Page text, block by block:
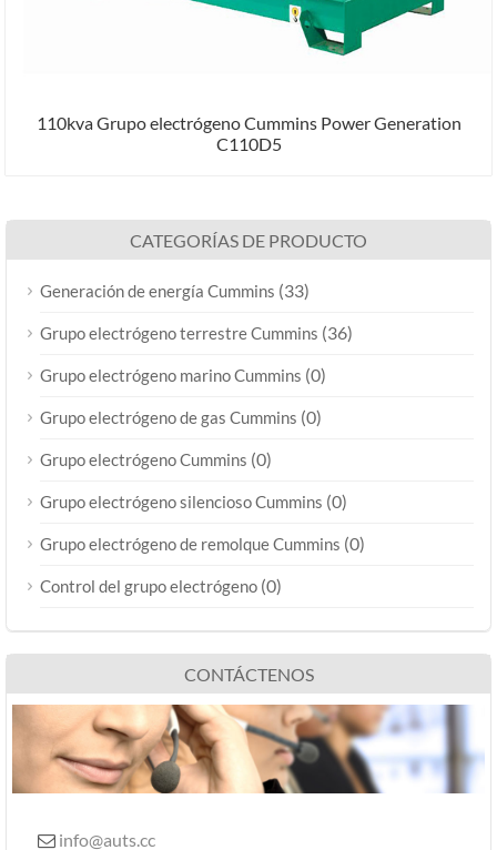
110kva Grupo electrógeno Cummins Power Generation
C110D5
CATEGORÍAS DE PRODUCTO
Generación de energía Cummins (33)
Grupo electrógeno terrestre Cummins (36)
Grupo electrógeno marino Cummins (0)
Grupo electrógeno de gas Cummins (0)
Grupo electrógeno Cummins (0)
Grupo electrógeno silencioso Cummins (0)
Grupo electrógeno de remolque Cummins (0)
Control del grupo electrógeno (0)
CONTÁCTENOS
 info@auts.cc